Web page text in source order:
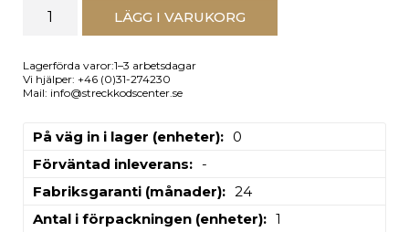
LÄGG I VARUKORG
Lagerförda varor:1–3 arbetsdagar
Vi hjälper: +46 (0)31-274230
Mail: info@streckkodscenter.se
På väg in i lager (enheter)
0
Förväntad inleverans
-
Fabriksgaranti (månader)
24
Antal i förpackningen (enheter)
1